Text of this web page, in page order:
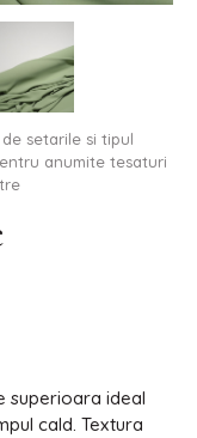
setarile si tipul
anumite tesaturi
superioara ideal
cald. Textura